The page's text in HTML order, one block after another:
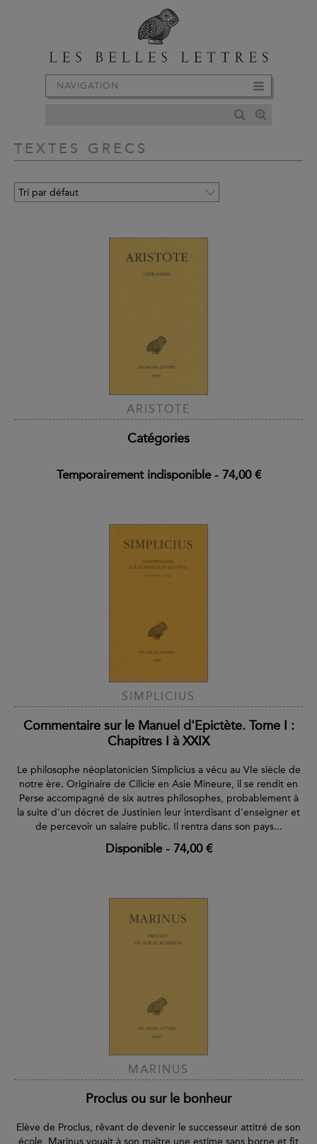
NAVIGATION
TEXTES GRECS
ARISTOTE
Catégories
Temporairement indisponible- 74,00 €
SIMPLICIUS
Commentaire sur le Manuel d'Epictète. Tome I :
Chapitres I à XXIX
Le philosophe néoplatonicien Simplicius a vécu au VIe siècle de
notre ère. Originaire de Cilicie en Asie Mineure, il se rendit en
Perse accompagné de six autres philosophes, probablement à
la suite d'un décret de Justinien leur interdisant d'enseigner et
de percevoir un salaire public. Il rentra dans son pays...
Disponible- 74,00 €
MARINUS
Proclus ou sur le bonheur
Elève de Proclus, rêvant de devenir le successeur attitré de son